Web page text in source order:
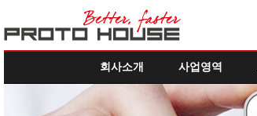
회사소개 사업영역